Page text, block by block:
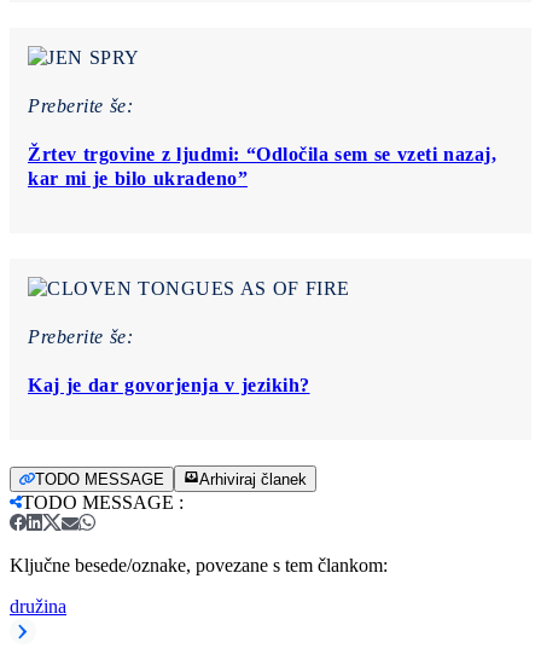
Preberite še:
Žrtev trgovine z ljudmi: “Odločila sem se vzeti nazaj,
kar mi je bilo ukradeno”
Preberite še:
Kaj je dar govorjenja v jezikih?
TODO MESSAGE Arhiviraj članek
TODO MESSAGE :
Ključne besede/oznake, povezane s tem člankom:
družina